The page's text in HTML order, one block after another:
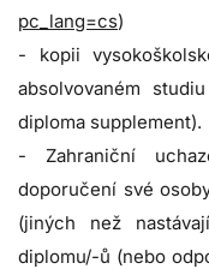
pc_lang=cs)
- kopii
absolvovaném
diploma supplement).
- Zahraniční
doporučení své
(jiných než
diplomu/-ů (nebo